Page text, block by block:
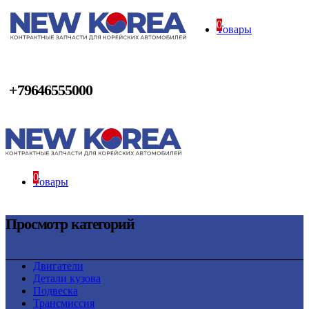
0
Товары
+79646555000
0
Товары
Просмотр категорий
Двигатели
Детали кузова
Подвеска
Трансмиссия